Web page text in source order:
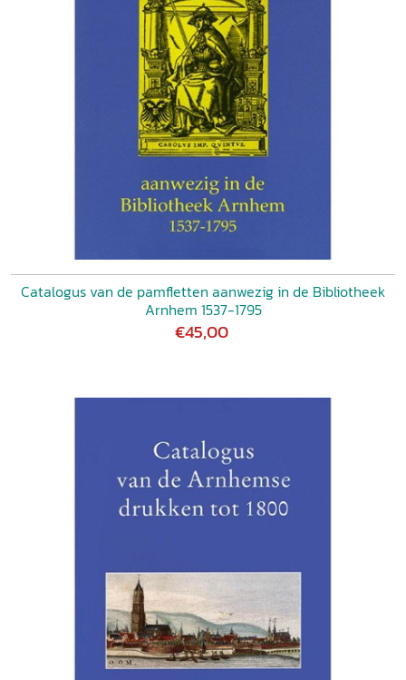
Catalogus van de pamfletten aanwezig in de Bibliotheek
Arnhem 1537-1795
€45,00